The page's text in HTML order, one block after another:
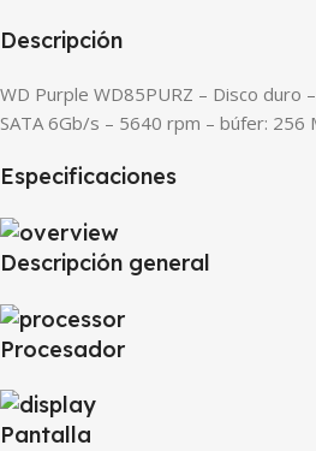
Descripción
WD Purple WD85PURZ – Disco duro
SATA 6Gb/s – 5640 rpm – búfer: 256
Especificaciones
Descripción general
Procesador
Pantalla